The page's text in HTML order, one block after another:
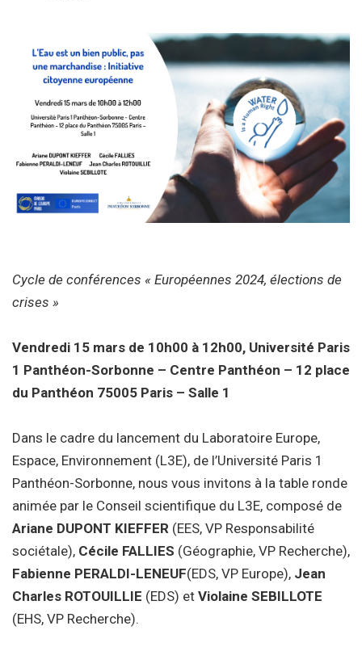
Cycle de conférences « Européennes 2024, élections de
crises »
Vendredi 15 mars de 10h00 à 12h00, Université Paris
1 Panthéon-Sorbonne – Centre Panthéon – 12 place
du Panthéon 75005 Paris – Salle 1
Dans le cadre du lancement du Laboratoire Europe,
Espace, Environnement (L3E), de l’Université Paris 1
Panthéon-Sorbonne, nous vous invitons à la table ronde
animée par le Conseil scientifique du L3E, composé de
Ariane DUPONT KIEFFER (EES, VP Responsabilité
sociétale), Cécile FALLIES (Géographie, VP Recherche),
Fabienne PERALDI-LENEUF(EDS, VP Europe), Jean
Charles ROTOUILLIE (EDS) et Violaine SEBILLOTE
(EHS, VP Recherche).